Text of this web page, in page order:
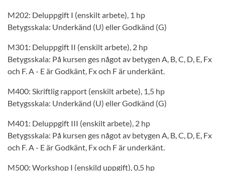
M202: Deluppgift I (enskilt arbete), 1 hp
Betygsskala: Underkänd (U) eller Godkänd (G)
M301: Deluppgift II (enskilt arbete), 2 hp
Betygsskala: På kursen ges något av betygen A, B, C, D, E, Fx
och F. A - E är Godkänt, Fx och F är underkänt.
M400: Skriftlig rapport (enskilt arbete), 1,5 hp
Betygsskala: Underkänd (U) eller Godkänd (G)
M401: Deluppgift III (enskilt arbete), 2 hp
Betygsskala: På kursen ges något av betygen A, B, C, D, E, Fx
och F. A - E är Godkänt, Fx och F är underkänt.
M500: Workshop I (enskild uppgift), 0,5 hp